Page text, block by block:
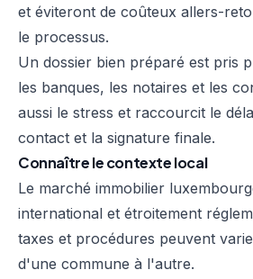
et éviteront de coûteux allers-
le processus.
Un dossier bien préparé est pris
les banques, les notaires et les
aussi le stress et raccourcit le
contact et la signature finale.
Connaître le contexte local
Le marché immobilier
international et étroitement
taxes et procédures peuvent
d'une commune à l'autre.